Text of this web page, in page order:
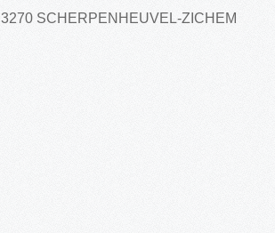
3270 SCHERPENHEUVEL-ZICHEM